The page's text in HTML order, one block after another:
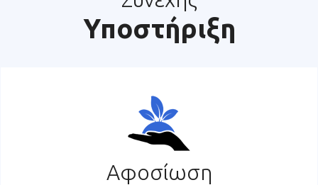
Υποστήριξη
Αφοσίωση